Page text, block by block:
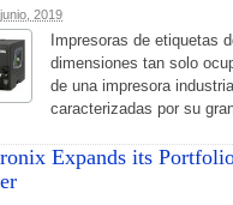
2019
Impresoras de etiquetas
dimensiones tan solo
de una impresora
caracterizadas por su
Expands its